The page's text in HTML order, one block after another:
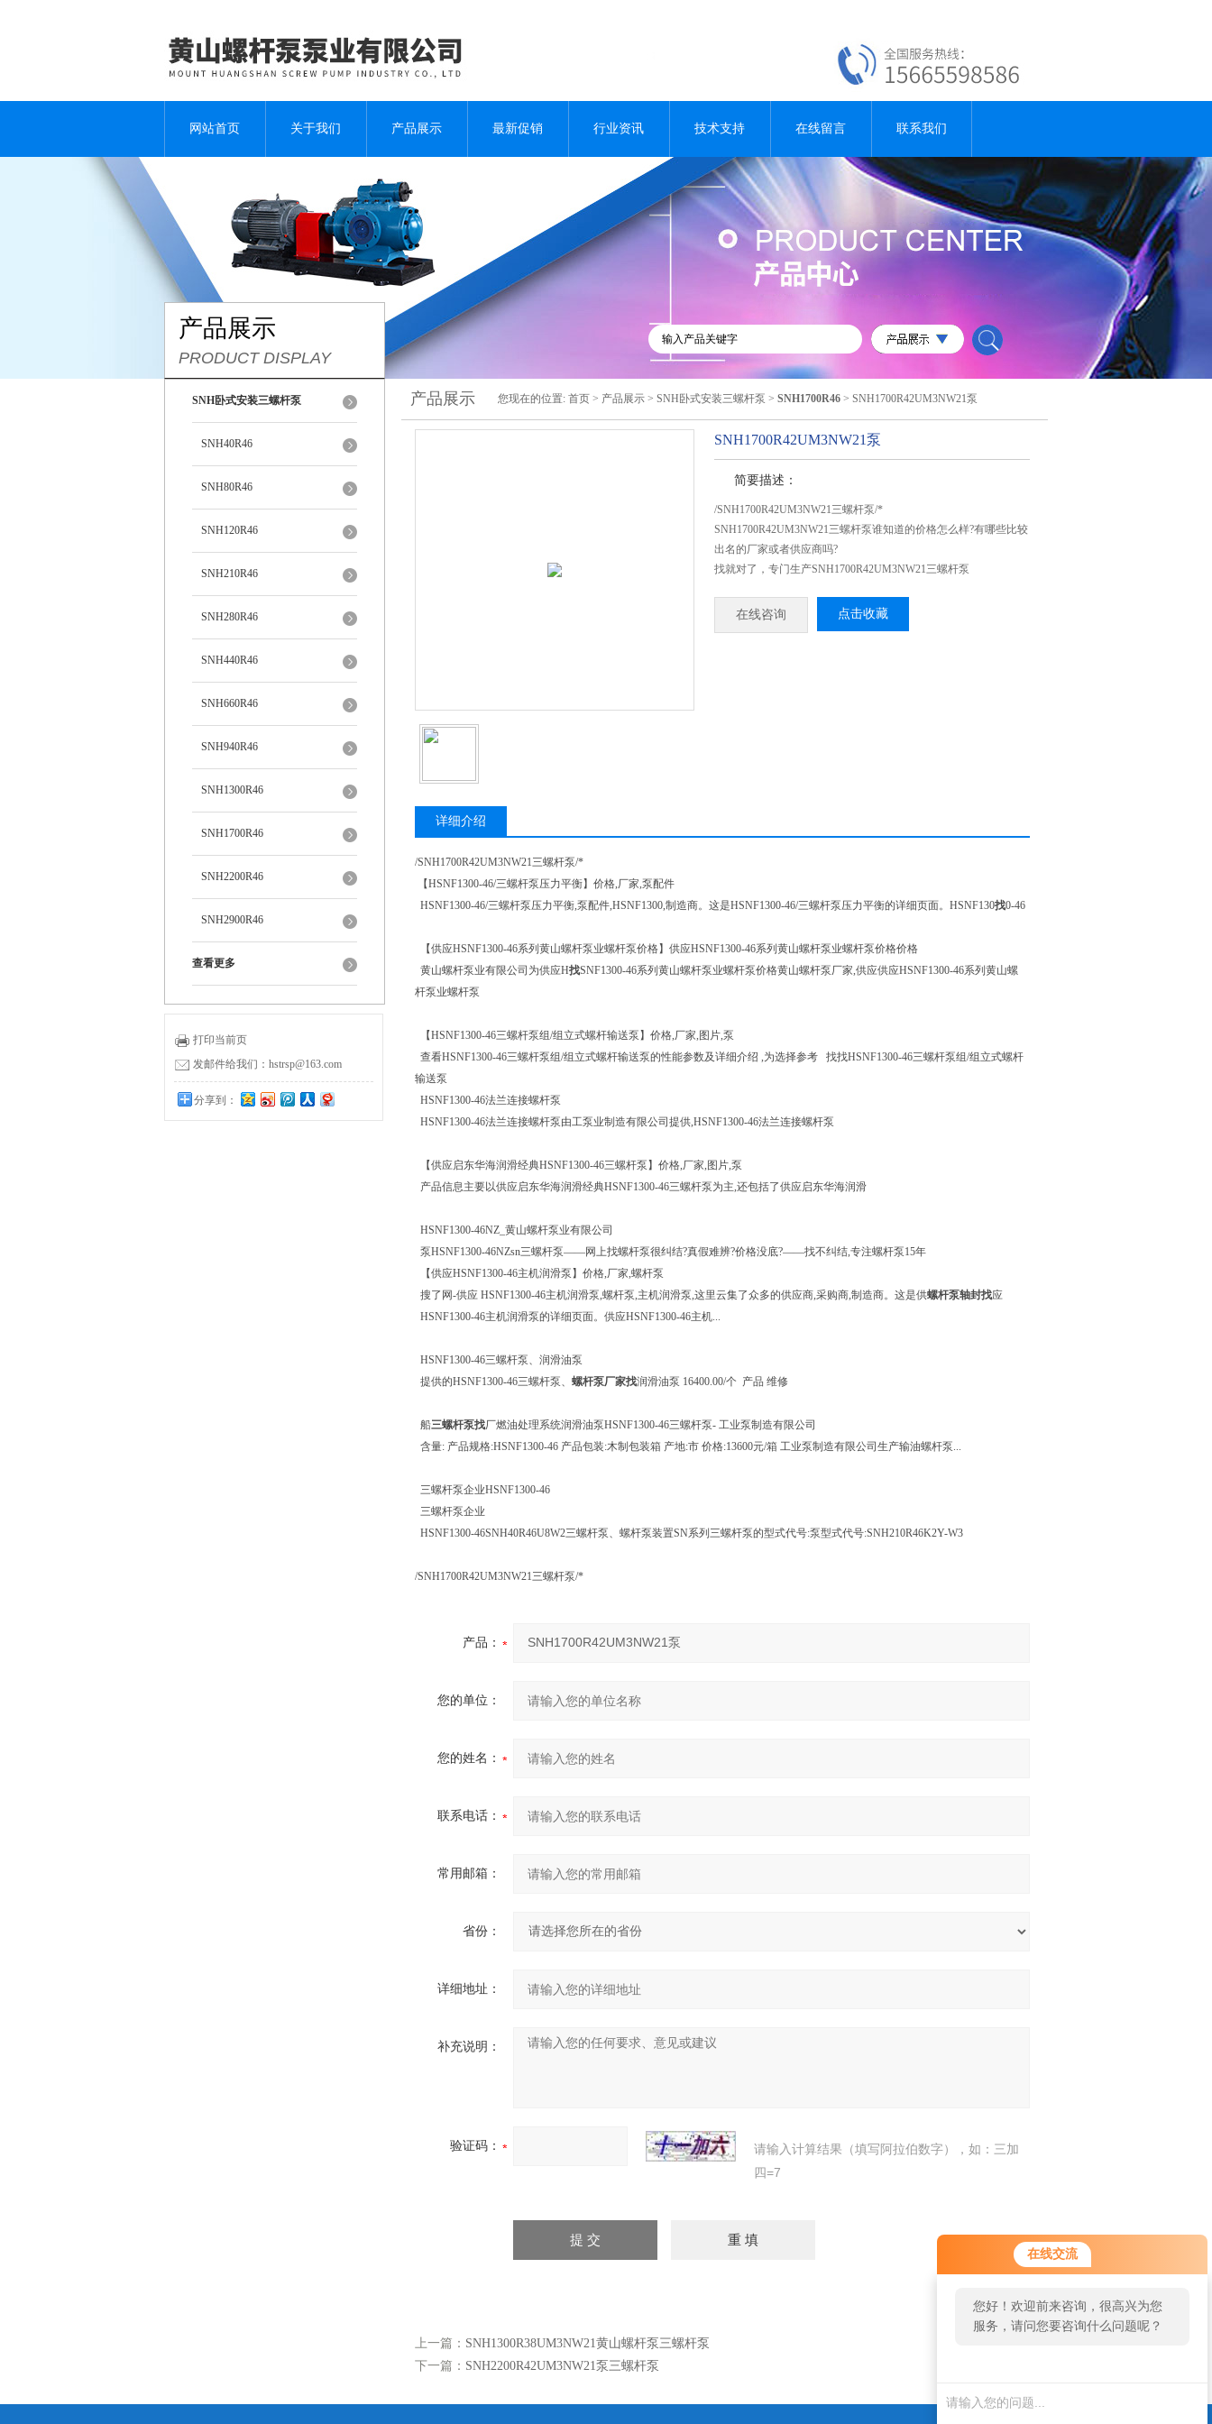
在线交流
您好！欢迎前来咨询，很高兴为您
服务，请问您要咨询什么问题呢？
网站首页 关于我们 产品展示 最新促销 行业资讯 技术支持 在线留言 联系我们
产品展示
PRODUCT DISPLAY
SNH卧式安装三螺杆泵
SNH40R46
SNH80R46
SNH120R46
SNH210R46
SNH280R46
SNH440R46
SNH660R46
SNH940R46
SNH1300R46
SNH1700R46
SNH2200R46
SNH2900R46
查看更多
打印当前页
发邮件给我们：hstrsp@163.com
分享到：
0
产品展示 您现在的位置: 首页 > 产品展示 > SNH卧式安装三螺杆泵 > SNH1700R46 > SNH1700R42UM3NW21泵
SNH1700R42UM3NW21泵
简要描述：
/SNH1700R42UM3NW21三螺杆泵/*
SNH1700R42UM3NW21三螺杆泵谁知道的价格怎么样?有哪些比较
出名的厂家或者供应商吗?
找就对了，专门生产SNH1700R42UM3NW21三螺杆泵
在线咨询 点击收藏
详细介绍
/SNH1700R42UM3NW21三螺杆泵/*
【HSNF1300-46/三螺杆泵压力平衡】价格,厂家,泵配件
HSNF1300-46/三螺杆泵压力平衡,泵配件,HSNF1300,制造商。这是HSNF1300-46/三螺杆泵压力平衡的详细页面。HSNF130找0-46
【供应HSNF1300-46系列黄山螺杆泵业螺杆泵价格】供应HSNF1300-46系列黄山螺杆泵业螺杆泵价格价格
黄山螺杆泵业有限公司为供应H找SNF1300-46系列黄山螺杆泵业螺杆泵价格黄山螺杆泵厂家,供应供应HSNF1300-46系列黄山螺
杆泵业螺杆泵
【HSNF1300-46三螺杆泵组/组立式螺杆输送泵】价格,厂家,图片,泵
查看HSNF1300-46三螺杆泵组/组立式螺杆输送泵的性能参数及详细介绍 ,为选择参考 找找HSNF1300-46三螺杆泵组/组立式螺杆
输送泵
HSNF1300-46法兰连接螺杆泵
HSNF1300-46法兰连接螺杆泵由工泵业制造有限公司提供,HSNF1300-46法兰连接螺杆泵
【供应启东华海润滑经典HSNF1300-46三螺杆泵】价格,厂家,图片,泵
产品信息主要以供应启东华海润滑经典HSNF1300-46三螺杆泵为主,还包括了供应启东华海润滑
HSNF1300-46NZ_黄山螺杆泵业有限公司
泵HSNF1300-46NZsn三螺杆泵——网上找螺杆泵很纠结?真假难辨?价格没底?——找不纠结,专注螺杆泵15年
【供应HSNF1300-46主机润滑泵】价格,厂家,螺杆泵
搜了网-供应 HSNF1300-46主机润滑泵,螺杆泵,主机润滑泵,这里云集了众多的供应商,采购商,制造商。这是供螺杆泵轴封找应
HSNF1300-46主机润滑泵的详细页面。供应HSNF1300-46主机...
HSNF1300-46三螺杆泵、润滑油泵
提供的HSNF1300-46三螺杆泵、 螺杆泵厂家找润滑油泵 16400.00/个 产品 维修
船三螺杆泵找厂燃油处理系统润滑油泵HSNF1300-46三螺杆泵- 工业泵制造有限公司
含量: 产品规格:HSNF1300-46 产品包装:木制包装箱 产地:市 价格:13600元/箱 工业泵制造有限公司生产输油螺杆泵...
三螺杆泵企业HSNF1300-46
三螺杆泵企业
HSNF1300-46SNH40R46U8W2三螺杆泵、螺杆泵装置SN系列三螺杆泵的型式代号:泵型式代号:SNH210R46K2Y-W3
/SNH1700R42UM3NW21三螺杆泵/*
产品：
您的单位：
您的姓名：
联系电话：
常用邮箱：
省份：
详细地址：
补充说明：
验证码：
请输入计算结果（填写阿拉伯数字），如：三加
四=7
上一篇： SNH1300R38UM3NW21黄山螺杆泵三螺杆泵
下一篇： SNH2200R42UM3NW21泵三螺杆泵